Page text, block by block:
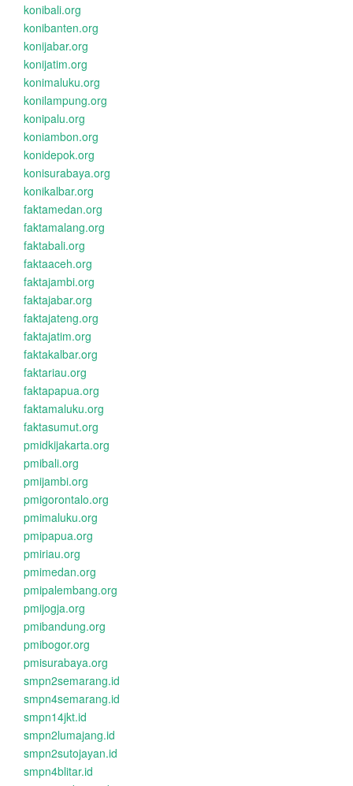
konibali.org
konibanten.org
konijabar.org
konijatim.org
konimaluku.org
konilampung.org
konipalu.org
koniambon.org
konidepok.org
konisurabaya.org
konikalbar.org
faktamedan.org
faktamalang.org
faktabali.org
faktaaceh.org
faktajambi.org
faktajabar.org
faktajateng.org
faktajatim.org
faktakalbar.org
faktariau.org
faktapapua.org
faktamaluku.org
faktasumut.org
pmidkijakarta.org
pmibali.org
pmijambi.org
pmigorontalo.org
pmimaluku.org
pmipapua.org
pmiriau.org
pmimedan.org
pmipalembang.org
pmijogja.org
pmibandung.org
pmibogor.org
pmisurabaya.org
smpn2semarang.id
smpn4semarang.id
smpn14jkt.id
smpn2lumajang.id
smpn2sutojayan.id
smpn4blitar.id